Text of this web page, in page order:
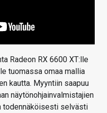
Radeon RX 6600 XT:lle
tuomassa omaa mallia
kautta. Myyntiin saapuu
näytönohjainvalmistajien
todennäköisesti selvästi